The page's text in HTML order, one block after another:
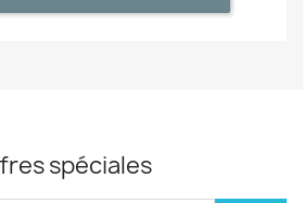
spéciales